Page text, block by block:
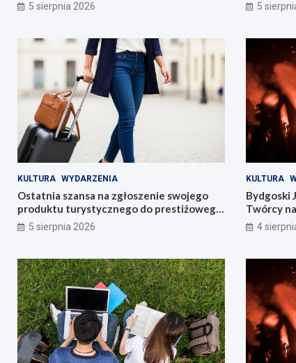
5 sierpnia 2026 5
KULTURA WYDARZENIA
Ostatnia szansa na zgłoszenie swojego
produktu turystycznego do prestiżowego
konkursu POT
5 sierpnia 2026
KULTURA
Bydgoski
Twórcy
4